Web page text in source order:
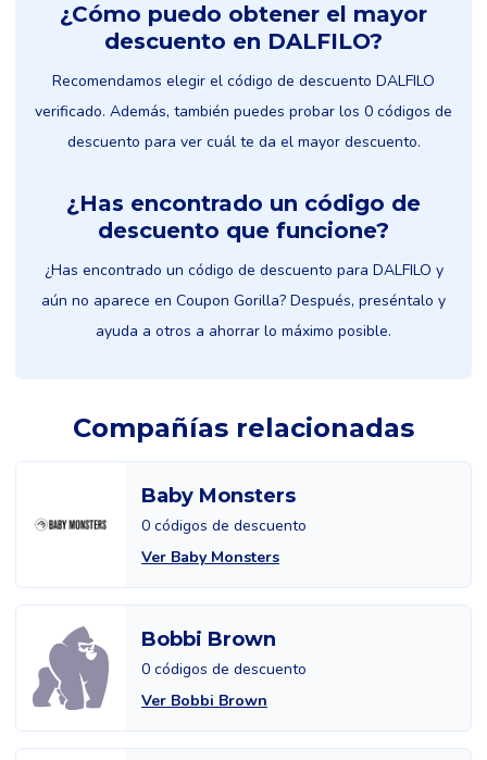
¿Cómo puedo obtener el mayor
descuento en DALFILO?
Recomendamos elegir el código de descuento DALFILO
verificado. Además, también puedes probar los 0 códigos de
descuento para ver cuál te da el mayor descuento.
¿Has encontrado un código de
descuento que funcione?
¿Has encontrado un código de descuento para DALFILO y
aún no aparece en Coupon Gorilla? Después, preséntalo y
ayuda a otros a ahorrar lo máximo posible.
Compañías relacionadas
Baby Monsters
0 códigos de descuento
Ver Baby Monsters
Bobbi Brown
0 códigos de descuento
Ver Bobbi Brown